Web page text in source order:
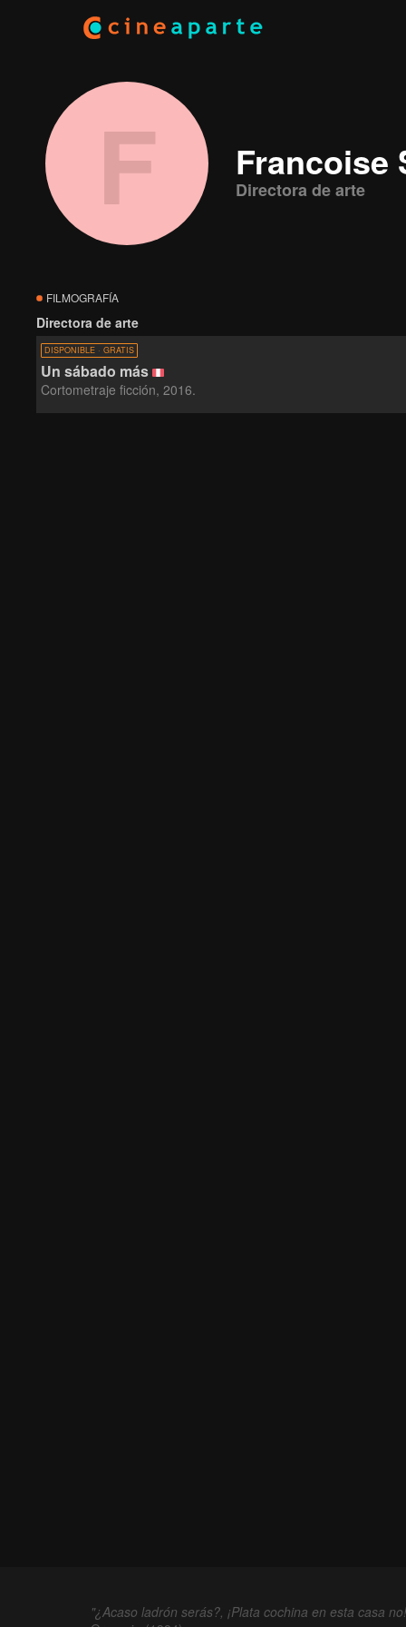
F Francoise
Directora de arte
FILMOGRAFÍA
Directora de arte
DISPONIBLE · GRATIS
Un sábado más
Cortometraje ficción, 2016.
"¿Acaso ladrón serás?, ¡Plata cochina en esta casa